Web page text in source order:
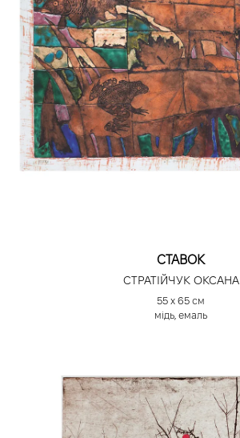
СТАВОК
СТРАТІЙЧУК ОКСАНА
55 х 65 см
мідь, емаль